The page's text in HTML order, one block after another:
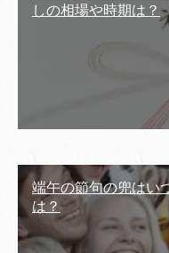
しの相場や時期は？
端午の節句の兜はい
は？